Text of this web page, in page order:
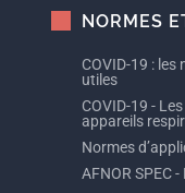
NORMES
COVID-19 :
utiles
COVID-19 -
appareils
Normes
AFNOR SPEC